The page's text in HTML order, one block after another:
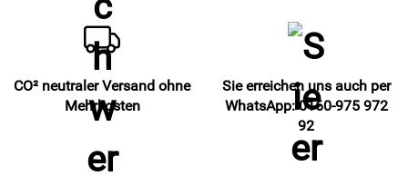
CO² neutraler Versand ohne
Mehrkosten
Sie erreichen uns auch per
WhatsApp: 0160-975 972
92